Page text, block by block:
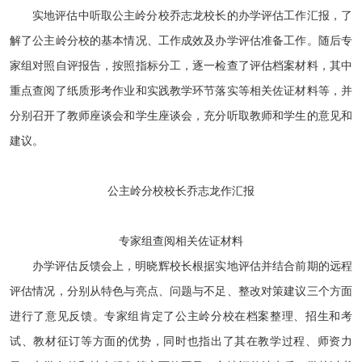
实地评估中听取公主岭分校乔志龙校长的办学评估工作汇报，了
解了公主岭分校的基本情况、工作成效及办学评估准备工作。随后专
家组对照自评报告，按照指标分工，逐一检查了评估档案材料，其中
重点查阅了纸质形考作业和实践教学环节落实等相关佐证材料等，并
分别召开了教师座谈会和学生座谈会，充分听取教师和学生的意见和
建议。
公主岭分校校长乔志龙作汇报
专家组查阅相关佐证材料
办学评估反馈会上，明晓辉校长根据实地评估并结合前期的远程
评估情况，分别从特色与亮点、问题与不足、整改对策建议三个方面
进行了意见反馈。专家组肯定了公主岭分校在档案整理、招生和考
试、教材征订等方面的优势，同时也指出了其在教学过程、师资力